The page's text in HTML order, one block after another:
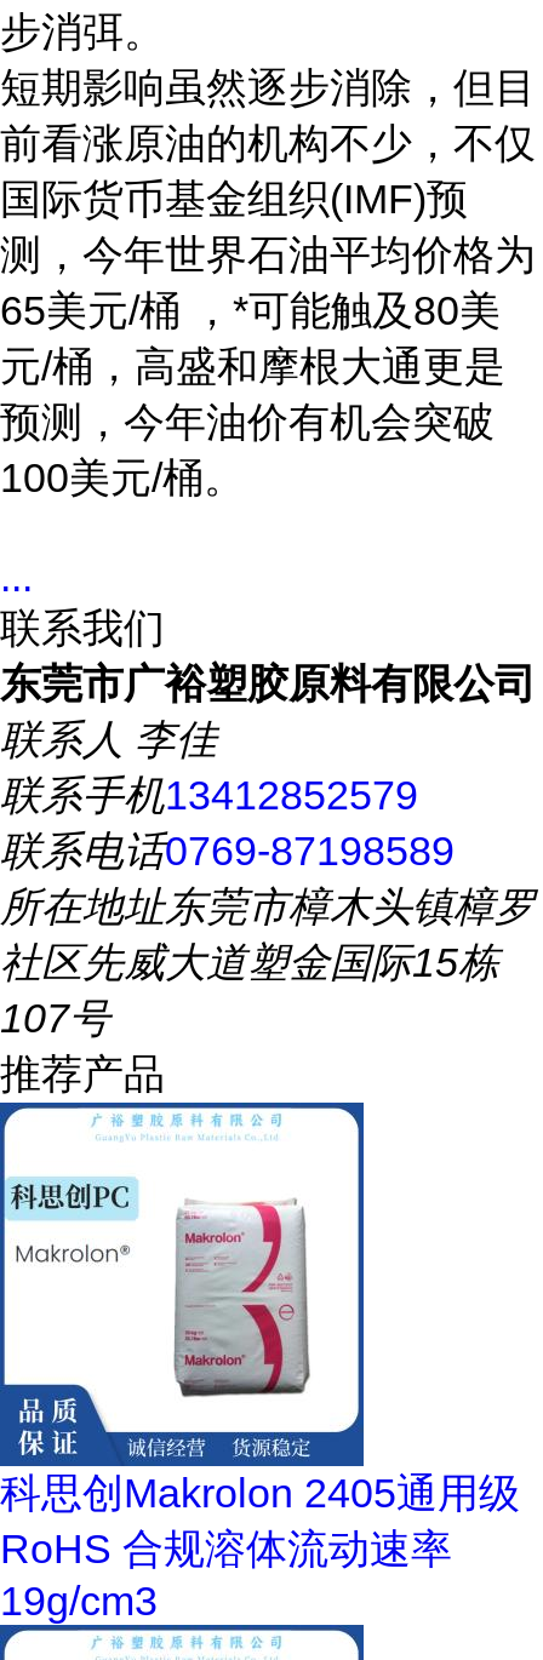
步消弭。
短期影响虽然逐步消除，但目
前看涨原油的机构不少，不仅
国际货币基金组织(IMF)预
测，今年世界石油平均价格为
65美元/桶 ，*可能触及80美
元/桶，高盛和摩根大通更是
预测，今年油价有机会突破
100美元/桶。
...
联系我们
东莞市广裕塑胶原料有限公司
联系人 李佳
联系手机13412852579
联系电话0769-87198589
所在地址东莞市樟木头镇樟罗
社区先威大道塑金国际15栋
107号
推荐产品
科思创Makrolon 2405通用级
RoHS 合规溶体流动速率
19g/cm3